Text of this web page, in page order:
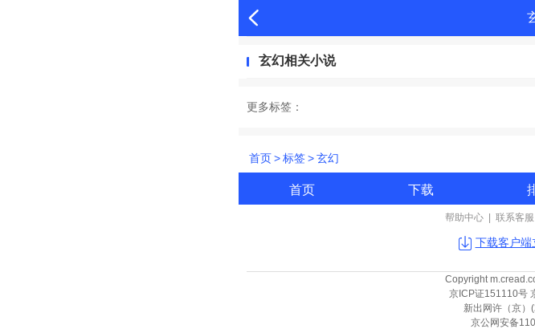
玄幻相关小说
更多标签：
首页>标签>玄幻
首页 下载
帮助中心 联系客服
下载客户端
Copyright
京ICP证151110号
新出网许（京
京公网安备